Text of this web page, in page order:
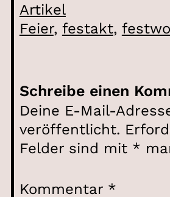
Artikel
Feier, festakt,
Schreibe einen
Deine E-Mail-
veröffentlicht.
Felder sind mit *
Kommentar *